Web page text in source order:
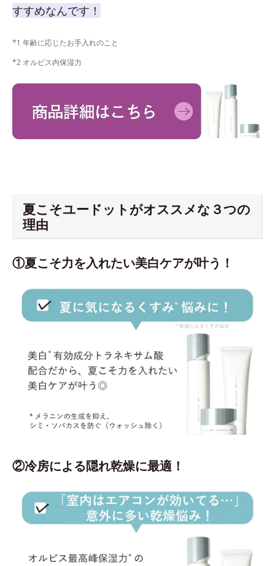
すすめなんです！
*1 年齢に応じたお手入れのこと
*2 オルビス内保湿力
夏こそユードットがオススメな３つの
理由
①夏こそ力を入れたい美白ケアが叶う！
②冷房による隠れ乾燥に最適！